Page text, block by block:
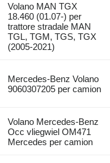
Volano MAN TGX
18.460 (01.07-) per
trattore stradale MAN
TGL, TGM, TGS, TGX
(2005-2021)
Mercedes-Benz Volano
9060307205 per camion
Volano Mercedes-Benz
Occ vliegwiel OM471
Mercedes per camion